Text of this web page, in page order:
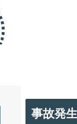
事故発